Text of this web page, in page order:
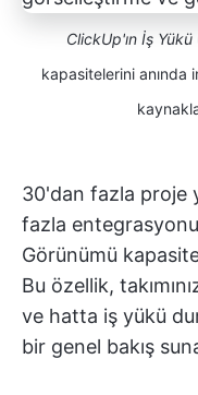
ClickUp'ın İş
kapasitelerini anında
30'dan fazla proje
fazla entegrasyonu
Görünümü
Bu özellik,
ve hatta iş yükü
bir genel bakış